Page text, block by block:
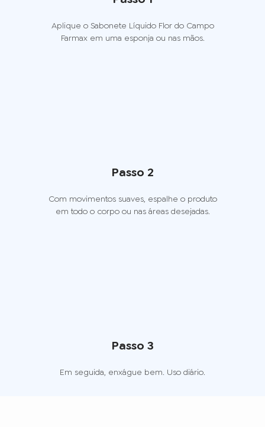
Aplique o Sabonete Líquido Flor do Campo
Farmax em uma esponja ou nas mãos.
Passo 2
Com movimentos suaves, espalhe o produto
em todo o corpo ou nas áreas desejadas.
Passo 3
Em seguida, enxágue bem. Uso diário.